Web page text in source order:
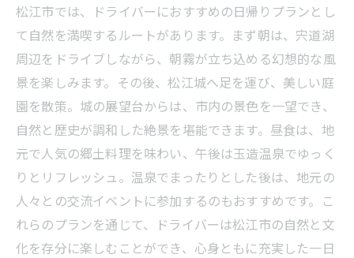
松江市では、ドライバーにおすすめの日帰りプランとし
て自然を満喫するルートがあります。まず朝は、宍道湖
周辺をドライブしながら、朝霧が立ち込める幻想的な風
景を楽しみます。その後、松江城へ足を運び、美しい庭
園を散策。城の展望台からは、市内の景色を一望でき、
自然と歴史が調和した絶景を堪能できます。昼食は、地
元で人気の郷土料理を味わい、午後は玉造温泉でゆっく
りとリフレッシュ。温泉でまったりとした後は、地元の
人々との交流イベントに参加するのもおすすめです。こ
れらのプランを通じて、ドライバーは松江市の自然と文
化を存分に楽しむことができ、心身ともに充実した一日